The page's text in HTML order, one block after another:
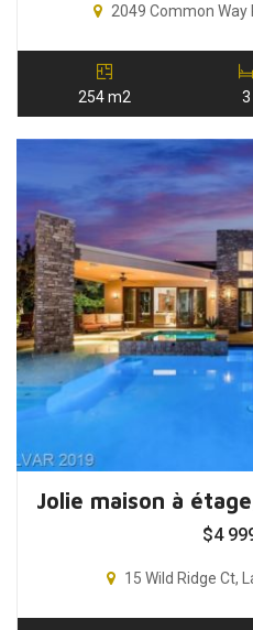
2049 Common Way
254 m2 3
$4
15 Wild Ridge Ct,